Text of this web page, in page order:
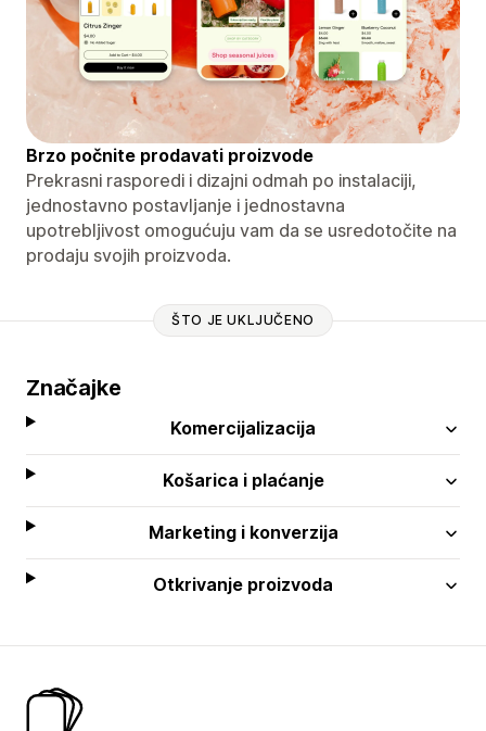
Brzo počnite prodavati proizvode
Prekrasni rasporedi i dizajni odmah po instalaciji,
jednostavno postavljanje i jednostavna
upotrebljivost omogućuju vam da se usredotočite na
prodaju svojih proizvoda.
ŠTO JE UKLJUČENO
Značajke
Komercijalizacija
Košarica i plaćanje
Marketing i konverzija
Otkrivanje proizvoda